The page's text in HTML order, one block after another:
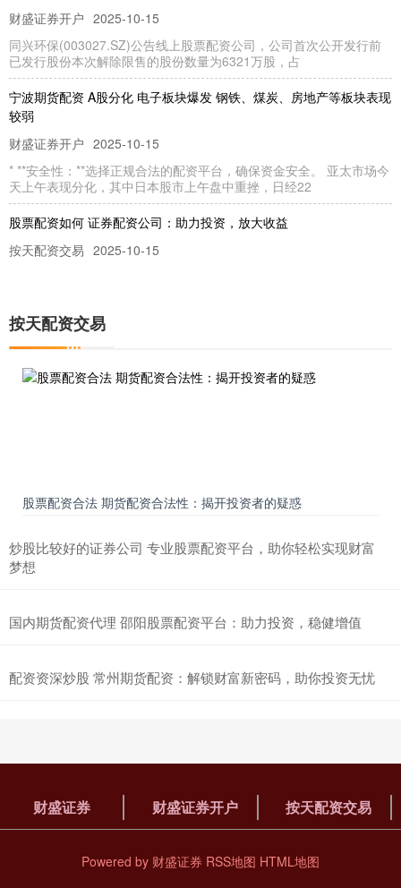
财盛证券开户 2025-10-15
同兴环保(003027.SZ)公告线上股票配资公司，公司首次公开发行前
已发行股份本次解除限售的股份数量为6321万股，占
宁波期货配资 A股分化 电子板块爆发 钢铁、煤炭、房地产等板块表现
较弱
财盛证券开户 2025-10-15
* **安全性：**选择正规合法的配资平台，确保资金安全。 亚太市场今
天上午表现分化，其中日本股市上午盘中重挫，日经22
股票配资如何 证券配资公司：助力投资，放大收益
按天配资交易 2025-10-15
上海期货配资平台排名-专业正规期货配资公司推荐
在风云变幻的期货市场按天配资交易，充足的资金是把握机遇、管理
入资金，投资者可以放大自己的资金规模，从而获得更高的收益。配
股票私募 赛生药业(06600)：1.25万份购股权已失效
财盛证券
开发售后购股权计划授出的12500份购股权已根
按天配资交易 2025-10-15
按天配资交易
股票配资合法 期货配资合法性：揭开投资者的疑惑
炒股比较好的证券公司 专业股票配资平台，助你轻松实现财富
梦想
国内期货配资代理 邵阳股票配资平台：助力投资，稳健增值
配资资深炒股 常州期货配资：解锁财富新密码，助你投资无忧
财盛证券 财盛证券开户 按天配资交易
Powered by 财盛证券 RSS地图 HTML地图